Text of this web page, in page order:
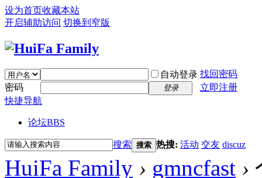
设为首页收藏本站
开启辅助访问 切换到窄版
自动登录 找回密码
密码
登录
立即注册
快捷导航
论坛BBS
搜索 搜索 热搜: 活动 交友 discuz
HuiFa Family › gmncfast ›